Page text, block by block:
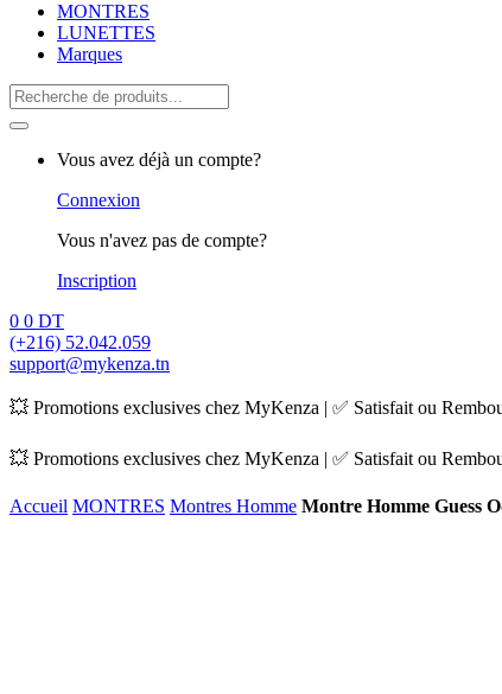
MONTRES
LUNETTES
Marques
Search
for:
Vous avez déjà un compte?
Connexion
Vous n'avez pas de compte?
Inscription
0 0 DT
(+216) 52.042.059
support@mykenza.tn
💥 Promotions exclusives chez MyKenza | ✅ Satisfait ou
💥 Promotions exclusives chez MyKenza | ✅ Satisfait ou
Accueil MONTRES Montres Homme Montre Homme Guess